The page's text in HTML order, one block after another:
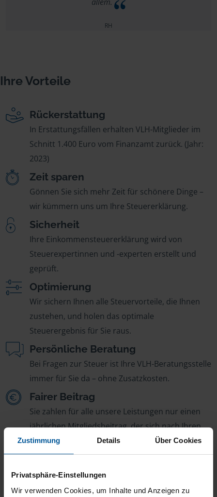
Zustimmung Details Über Cookies
Privatsphäre-Einstellungen
Wir verwenden Cookies, um Inhalte und Anzeigen zu
RH
Ihre Vorteile
Rückerstattung
In Erstattungsfällen erhalten VLH-Mitglieder im
Schnitt 1.400 Euro vom Finanzamt zurück. (Jahr:
2023)
Zeit sparen
Gönnen Sie sich mehr Zeit für schönere Dinge –
wir kümmern uns um Ihre Steuererklärung.
Sicherheit
Ihre Einkommensteuererklärung wird von
Steuerexpertinnen und -experten erstellt und
geprüft.
Optimierung
Wir sichern Ihnen alle Steuervorteile, die Ihnen
zustehen, und holen das optimale
Steuerergebnis für Sie raus.
Persönliche Beratung
Bei Fragen zur Steuer ist Ihre VLH-Beratungsstelle
immer für Sie da – ohne Zusatzkosten.
Fairer Beitrag
Sie zahlen für alle unsere Leistungen nur einen
jährlichen Mitgliedsbeitrag, der sich nach Ihren
Jahreseinnahmen richtet.